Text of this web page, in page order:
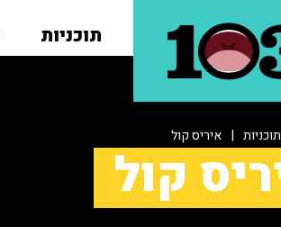
תוכניות
תוכניות | איריס קול
קול